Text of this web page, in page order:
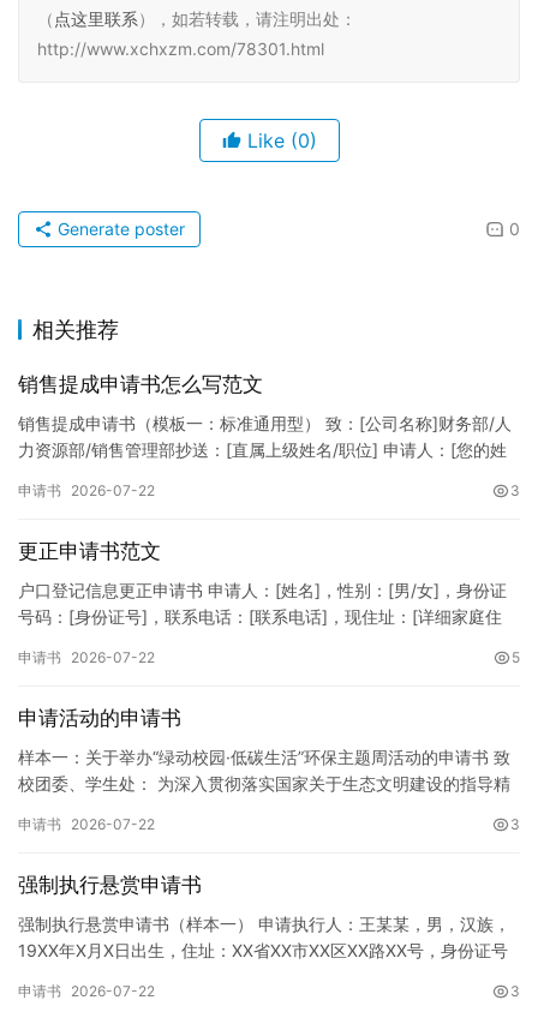
（ 点这里联系），如若转载，请注明出处：
http://www.xchxzm.com/78301.html
Like (0)
0
Generate poster
相关推荐
销售提成申请书怎么写范文
销售提成申请书（模板一：标准通用型） 致：[公司名称]财务部/人
力资源部/销售管理部抄送：[直属上级姓名/职位] 申请人：[您的姓
申请书 2026-07-22 3
更正申请书范文
户口登记信息更正申请书 申请人：[姓名]，性别：[男/女]，身份证
号码：[身份证号]，联系电话：[联系电话]，现住址：[详细家庭住
申请书 2026-07-22 5
申请活动的申请书
样本一：关于举办“绿动校园·低碳生活”环保主题周活动的申请书 致
校团委、学生处： 为深入贯彻落实国家关于生态文明建设的指导精
申请书 2026-07-22 3
强制执行悬赏申请书
强制执行悬赏申请书（样本一） 申请执行人：王某某，男，汉族，
19XX年X月X日出生，住址：XX省XX市XX区XX路XX号，身份证号
申请书 2026-07-22 3